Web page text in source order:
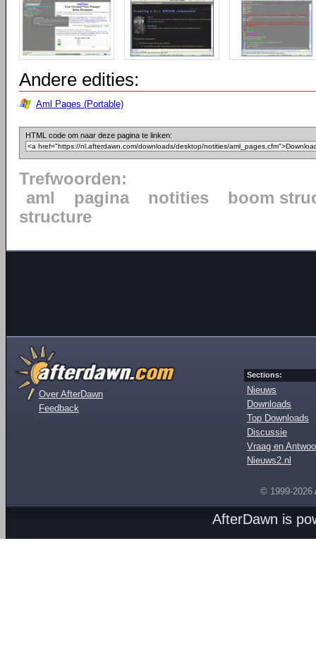
Andere edities:
Aml Pages (Portable)
HTML code om naar deze pagina te linken:
Trefwoorden:
aml
pagina notities
boom
structure
Over AfterDawn
Feedback
Sections:
Nieuws
Downloads
Top Downloads
Discussie
Vraag en
Nieuws2.nl
© 1999-2026
AfterDawn is